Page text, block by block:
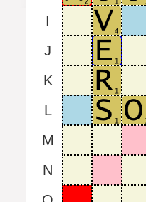
I
J
K
L
M
N